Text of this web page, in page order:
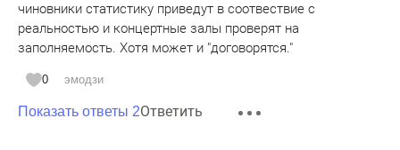
чиновники статистику приведут в соотвествие с
реальностью и концертные залы проверят на
заполняемость. Хотя может и "договорятся."
0 эмодзи
Показать ответы 2Ответить